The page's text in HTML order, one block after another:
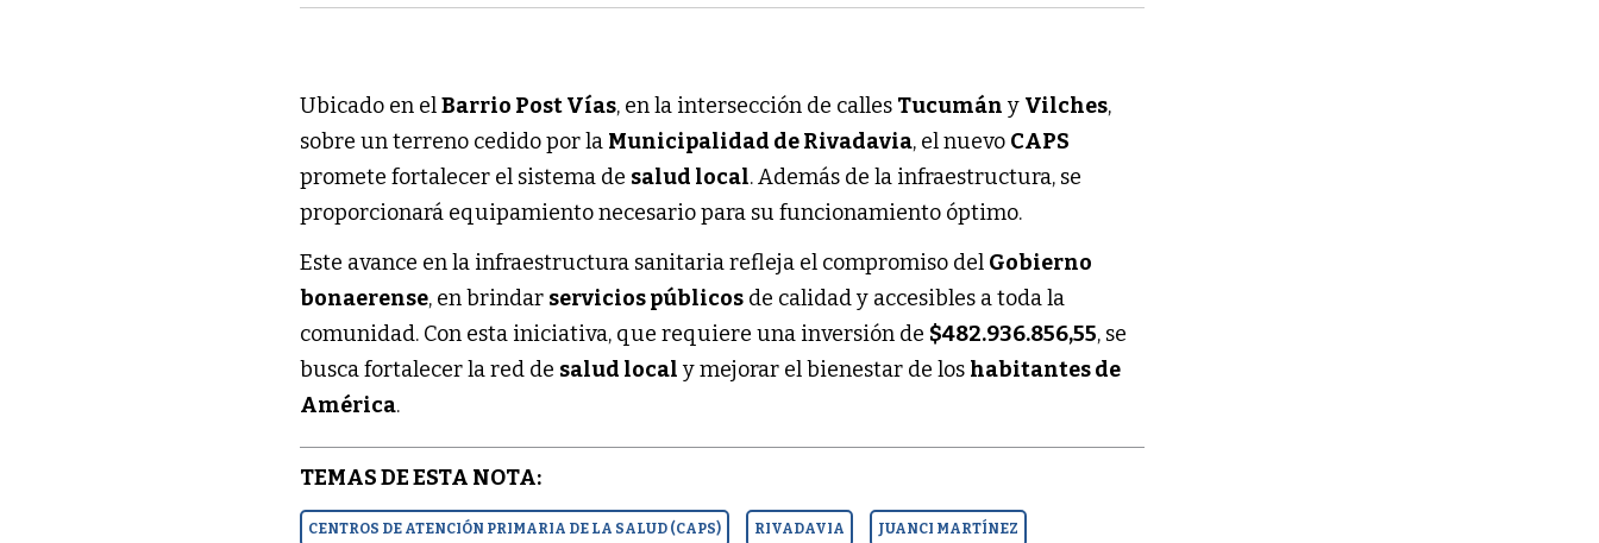
Ubicado en elBarrio Post Vías, en la intersección de calles Tucumán y Vilches,
sobre un terreno cedido por la Municipalidad de Rivadavia, el nuevo CAPS
promete fortalecer el sistema de salud local. Además de la infraestructura, se
proporcionará equipamiento necesario para su funcionamiento óptimo.
Este avance en la infraestructura sanitaria refleja el compromiso del Gobierno
bonaerense, en brindar servicios públicos de calidad y accesibles a toda la
comunidad. Con esta iniciativa, que requiere una inversión de $482.936.856,55, se
busca fortalecer la red de salud local y mejorar el bienestar de los habitantes de
América.
TEMAS DE ESTA NOTA:
CENTROS DE ATENCIÓN PRIMARIA DE LA SALUD (CAPS) RIVADAVIA JUANCI MARTÍNEZ